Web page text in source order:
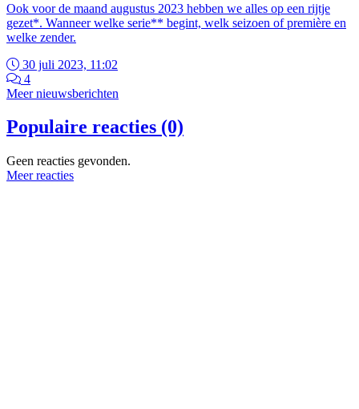
Ook voor de maand augustus 2023 hebben we alles op een rijtje
gezet*. Wanneer welke serie** begint, welk seizoen of première en
welke zender.
30 juli 2023, 11:02
4
Meer nieuwsberichten
Populaire reacties (0)
Geen reacties gevonden.
Meer reacties